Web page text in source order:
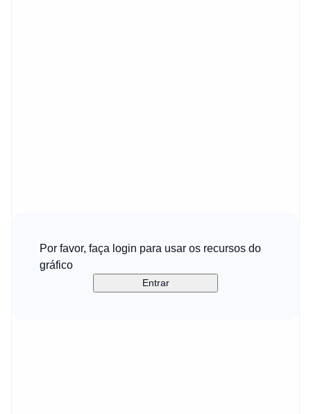
Por favor, faça login para usar os recursos do
gráfico
Entrar